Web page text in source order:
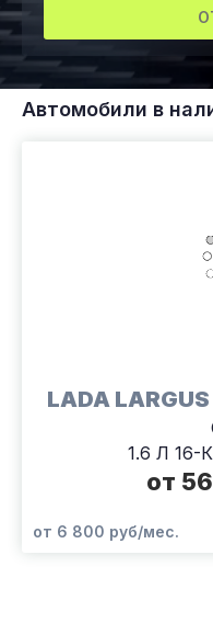
Автомобили в
LADA
1.6 Л 16-
от
от 6 800 руб/мес.